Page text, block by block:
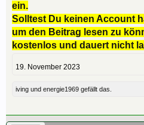
ein.
Solltest Du keinen Account
um den Beitrag lesen zu
kostenlos und dauert nicht
19. November 2023
iving und energie1969 gefällt das.